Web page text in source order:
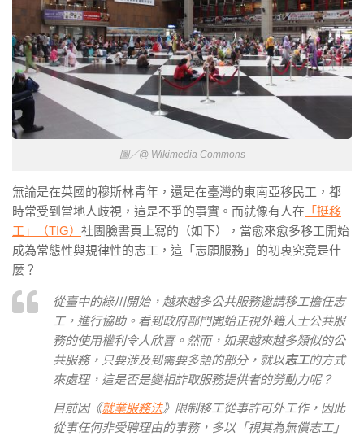
圖／@ Wikimedia Commons
無論是在英國的穆斯林青年，還是在臺灣的東南亞移民工，都
時常受到當地人歧視，這是不爭的事實。而就像有人在 「挺移
工」（TIG） 社團臉書頁上寫的（如下），當愈來愈多移工開始
成為常態性與規律性的志工，這「志願服務」的初衷究竟是什
麼？
從臺中的綠川開始，越來越多公共服務邀請移工擔任志
工，進行協助。看到政府部門開始正視外籍人士公共服
務的使用權利令人欣喜。然而，如果越來越多類似的公
共服務，只要涉及到需要多語的部分，就以志工的方式
來處理，這是否是變相詐取服務提供者的勞動力呢？
目前因《就業服務法》限制移工從事許可外工作，因此
從事任何非受聘理由的事務，多以「視其為無償志工」